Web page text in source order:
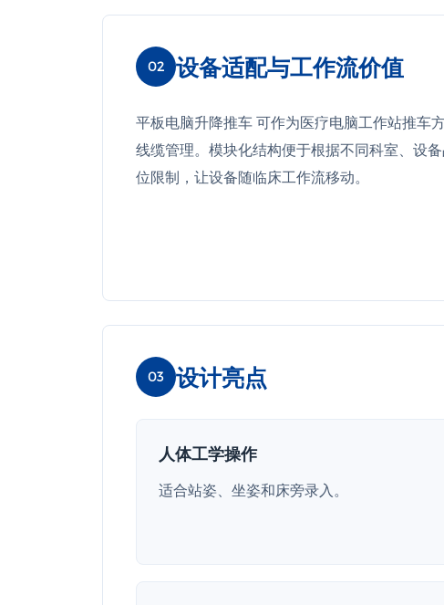
02 设备适配与工作流价值
平板电脑升降推车 可作为医疗电脑工作站推车
线缆管理。模块化结构便于根据不同科室、设
位限制，让设备随临床工作流移动。
03 设计亮点
人体工学操作
适合站姿、坐姿和床旁录入。